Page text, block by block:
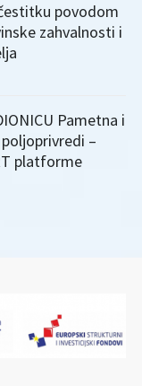
povodom
zahvalnosti i
Pametna i
–
platforme